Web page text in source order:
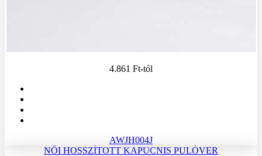
4.861 Ft-tól
AWJH004J
NŐI HOSSZÍTOTT KAPUCNIS PULÓVER